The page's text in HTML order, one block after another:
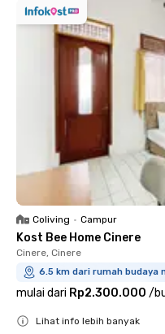
Coliving • Campur
Kost Bee Home Cinere
Cinere, Cinere
6.5 km dari rumah budaya
mulai dari Rp2.300.000 /
Lihat info lebih banyak